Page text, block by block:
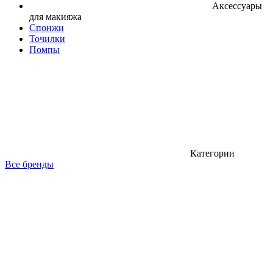
Аксессуары
для макияжа
Спонжи
Точилки
Помпы
Категории
Все бренды